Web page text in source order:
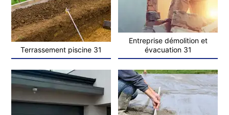
Terrassement piscine 31
Entreprise démolition et
évacuation 31